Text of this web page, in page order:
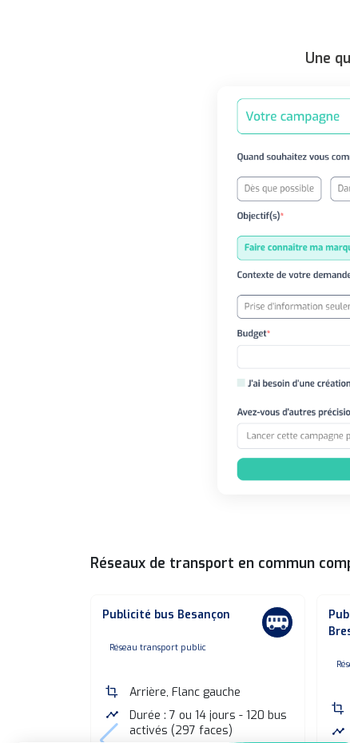
Une
Réseaux de transport en commun
Publicité bus Besançon
none
Réseau transport public
crop
Arrière, Flanc gauche
timeline
Durée : 7 ou 14 jours - 120 bus
activés (297 faces)
crop
timeline